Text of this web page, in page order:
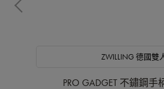
ZWILLING 德國雙
PRO GADGET 不鏽鋼手